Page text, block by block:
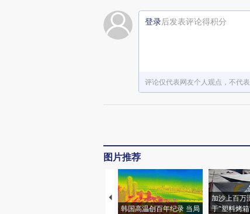
登录后发表评论得积分
评论仅代表网友个人观点，不代
图片推荐
韩国高温创百年纪录 当局
加沙上百万
于“塑料烤